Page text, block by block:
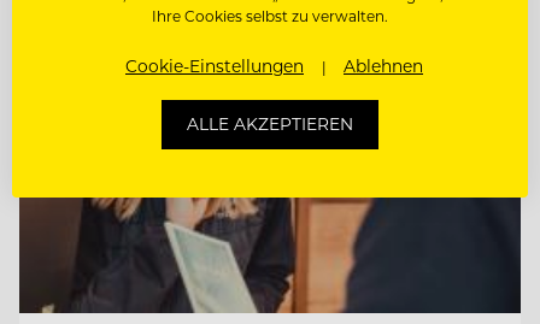
Ihre Cookies selbst zu verwalten.
Cookie-Einstellungen Ablehnen
ALLE AKZEPTIEREN